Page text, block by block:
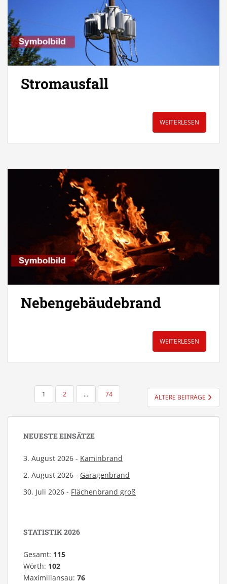
Stromausfall
WEITERLESEN
Nebengebäudebrand
WEITERLESEN
SEITENNUMMERIERUNG
BEITRÄGE
1 2 … 74 ÄLTERE BEITRÄGE
NEUESTE EINSÄTZE
3. August 2026 - Kaminbrand
2. August 2026 - Garagenbrand
30. Juli 2026 - Flächenbrand groß
STATISTIK 2026
Gesamt: 115
Wörth: 102
Maximiliansau: 76